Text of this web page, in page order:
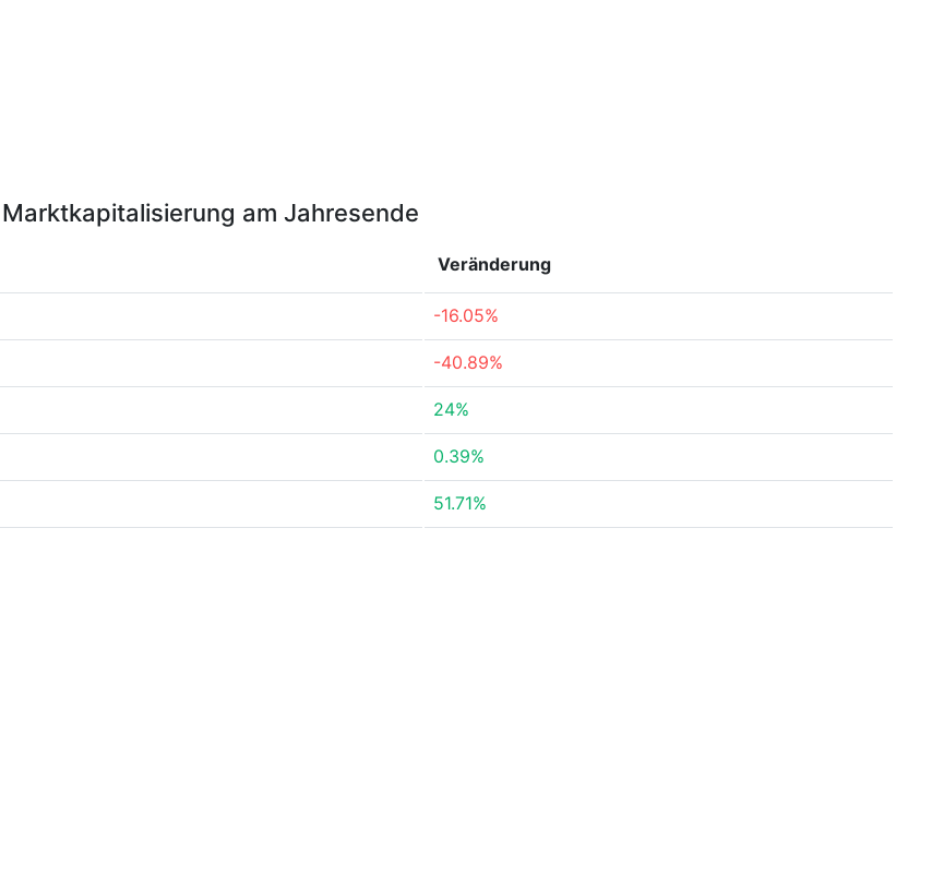
Marktkapitalisierung am Jahresende
Veränderung
-16.05%
-40.89%
24%
0.39%
51.71%